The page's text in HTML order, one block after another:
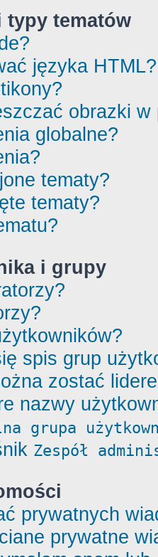
typy tematów
języka HTML?
obrazki w
globalne?
tematy?
tematy?
i grupy
spis grup
zostać
nazwy
grupa
Zespół
prywatnych
prywatne